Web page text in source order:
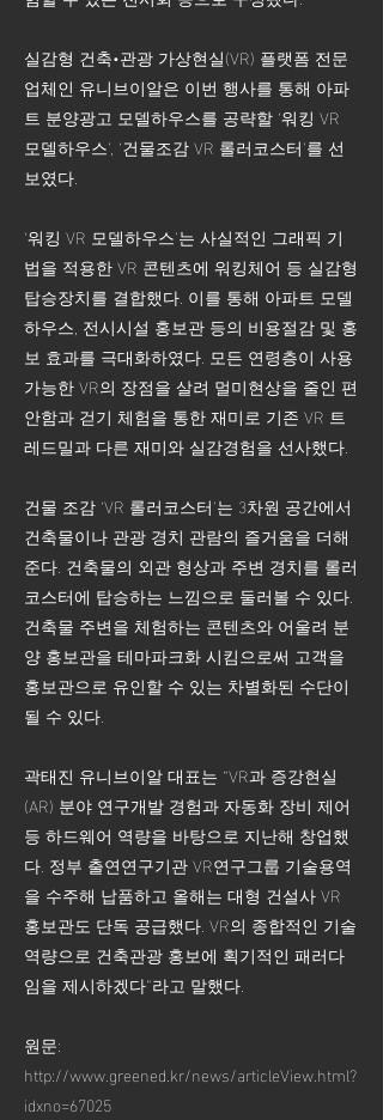
실감형 건축•관광 가상현실(VR) 플랫폼 전문
업체인 유니브이알은 이번 행사를 통해 아파
트 분양광고 모델하우스를 공략할 ‘워킹 VR
모델하우스’, ‘건물조감 VR 롤러코스터’를 선
보였다.
‘워킹 VR 모델하우스’는 사실적인 그래픽 기
법을 적용한 VR 콘텐츠에 워킹체어 등 실감형
탑승장치를 결합했다. 이를 통해 아파트 모델
하우스, 전시시설 홍보관 등의 비용절감 및 홍
보 효과를 극대화하였다. 모든 연령층이 사용
가능한 VR의 장점을 살려 멀미현상을 줄인 편
안함과 걷기 체험을 통한 재미로 기존 VR 트
레드밀과 다른 재미와 실감경험을 선사했다.
건물 조감 ‘VR 롤러코스터’는 3차원 공간에서
건축물이나 관광 경치 관람의 즐거움을 더해
준다. 건축물의 외관 형상과 주변 경치를 롤러
코스터에 탑승하는 느낌으로 둘러볼 수 있다.
건축물 주변을 체험하는 콘텐츠와 어울려 분
양 홍보관을 테마파크화 시킴으로써 고객을
홍보관으로 유인할 수 있는 차별화된 수단이
될 수 있다.
곽태진 유니브이알 대표는 “VR과 증강현실
(AR) 분야 연구개발 경험과 자동화 장비 제어
등 하드웨어 역량을 바탕으로 지난해 창업했
다. 정부 출연연구기관 VR연구그룹 기술용역
을 수주해 납품하고 올해는 대형 건설사 VR
홍보관도 단독 공급했다. VR의 종합적인 기술
역량으로 건축관광 홍보에 획기적인 패러다
임을 제시하겠다”라고 말했다.
원문:
http://www.greened.kr/news/articleView.html?
idxno=67025